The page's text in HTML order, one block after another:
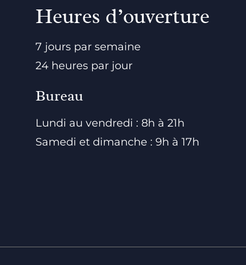
Heures d’ouverture
7 jours par semaine
24 heures par jour
Bureau
Lundi au vendredi : 8h à 21h
Samedi et dimanche : 9h à 17h